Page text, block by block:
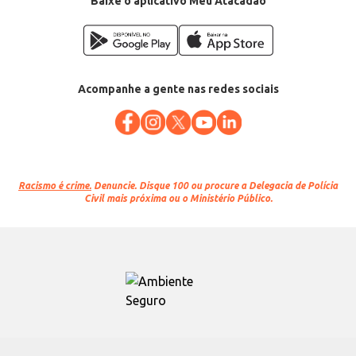
Acompanhe a gente nas redes sociais
Racismo é crime. Denuncie. Disque 100 ou procure a Delegacia de Polícia
Civil mais próxima ou o Ministério Público.